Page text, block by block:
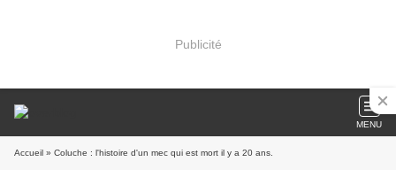
Publicité
MENU
Accueil » Coluche : l'histoire d'un mec qui est mort il y a 20 ans.